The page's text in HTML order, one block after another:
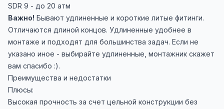
SDR 9 - до 20 атм
Важно! Бывают удлиненные и короткие литые фитинги.
Отличаются длиной концов. Удлиненные удобнее в
монтаже и подходят для большинства задач. Если не
указано иное - выбирайте удлиненные, монтажник скажет
вам спасибо :).
Преимущества и недостатки
Плюсы:
Высокая прочность за счет цельной конструкции без